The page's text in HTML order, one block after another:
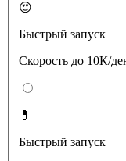
😍
Быстрый запуск
Скорость до 10К/
💊
Быстрый запуск